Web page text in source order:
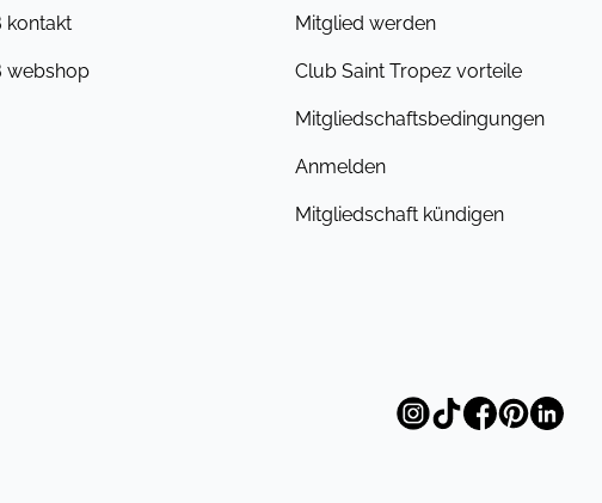
kontakt
webshop
Mitglied werden
Club Saint Tropez vorteile
Mitgliedschaftsbedingungen
Anmelden
Mitgliedschaft kündigen